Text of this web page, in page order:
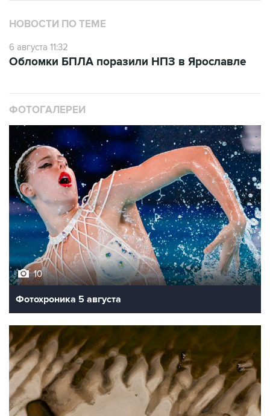
НОВОСТИ ПО ТЕМЕ
6 августа 11:32
Обломки БПЛА поразили НПЗ в Ярославле
ФОТОГАЛЕРЕИ
10
Фотохроника 5 августа